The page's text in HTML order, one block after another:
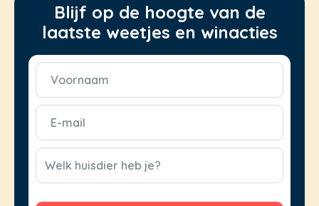
Blijf op de hoogte van de
laatste weetjes en winacties
Voornaam
(Vereist)
E-
mail
(Vereist)
CAPTCHA
Welk huisdier heb je?